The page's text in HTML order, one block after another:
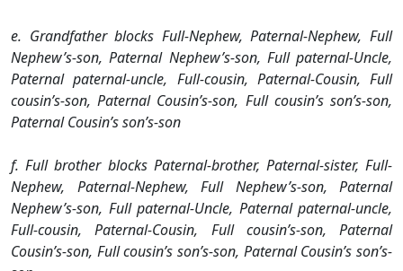
e. Grandfather blocks Full-Nephew, Paternal-Nephew, Full
Nephew’s-son, Paternal Nephew’s-son, Full paternal-Uncle,
Paternal paternal-uncle, Full-cousin, Paternal-Cousin, Full
cousin’s-son, Paternal Cousin’s-son, Full cousin’s son’s-son,
Paternal Cousin’s son’s-son
f. Full brother blocks Paternal-brother, Paternal-sister, Full-
Nephew, Paternal-Nephew, Full Nephew’s-son, Paternal
Nephew’s-son, Full paternal-Uncle, Paternal paternal-uncle,
Full-cousin, Paternal-Cousin, Full cousin’s-son, Paternal
Cousin’s-son, Full cousin’s son’s-son, Paternal Cousin’s son’s-